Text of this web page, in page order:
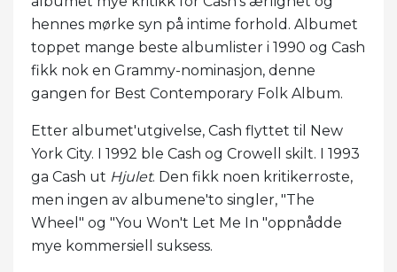
hennes mørke syn på intime forhold. Albumet
toppet mange beste albumlister i 1990 og Cash
fikk nok en Grammy-nominasjon, denne
gangen for Best Contemporary Folk Album.
Etter albumet'utgivelse, Cash flyttet til New
York City. I 1992 ble Cash og Crowell skilt. I 1993
ga Cash ut Hjulet. Den fikk noen kritikerroste,
men ingen av albumene'to singler, "The
Wheel" og "You Won't Let Me In "oppnådde
mye kommersiell suksess.